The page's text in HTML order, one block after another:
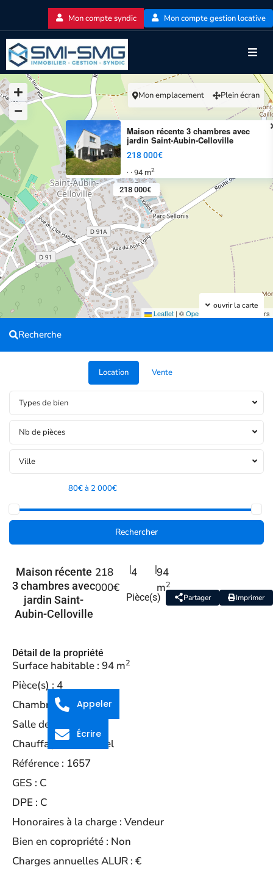
Mon compte syndic Mon compte gestion locative
218 000€
Maison récente 3 chambres avec
jardin Saint-Aubin-Celloville
218 000€
· · 94 m2
Leaflet | ©OpenStreetMap contributors
ouvrir la carte
Mon emplacement Plein écran
Recherche
Location Vente
Types de bien
Nb de pièces
Ville
80€ à 2 000€
Maison récente
3 chambres avec
jardin Saint-
Aubin-Celloville
218
000€
|4
Pièce(s)
|94
m2
Partager Imprimer
Détail de la propriété
Surface habitable : 94 m2
Pièce(s) : 4
Chambre(s) : 3
Salle de bains :
Chauffage :Individuel
Référence : 1657
GES : C
DPE : C
Honoraires à la charge : Vendeur
Bien en copropriété : Non
Charges annuelles ALUR : €
Appeler
Écrire